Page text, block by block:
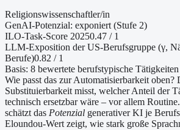
Religionswissenschaftler/in
GenAI-Potenzial: exponiert (Stufe 2)
ILO-Task-Score 20250.47 / 1
LLM-Exposition der US-Berufsgruppe (γ,
Berufe)0.82 / 1
Basis: 8 bewertete berufstypische
Wie passt das zur Automatisierbarkeit oben?
Substituierbarkeit misst, welcher Anteil der
technisch ersetzbar wäre – vor allem
schätzt das Potenzial generativer KI je
Eloundou-Wert zeigt, wie stark große